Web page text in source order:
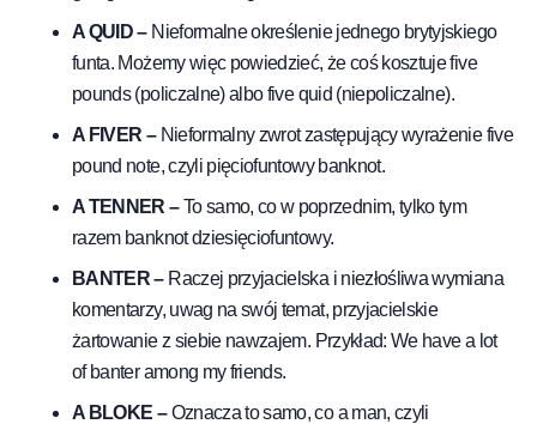
A QUID –Nieformalne określenie jednego brytyjskiego
funta. Możemy więc powiedzieć, że coś kosztuje five
pounds (policzalne) albo five quid (niepoliczalne).
A FIVER –Nieformalny zwrot zastępujący wyrażenie five
pound note, czyli pięciofuntowy banknot.
A TENNER –To samo, co w poprzednim, tylko tym
razem banknot dziesięciofuntowy.
BANTER –Raczej przyjacielska i niezłośliwa wymiana
komentarzy, uwag na swój temat, przyjacielskie
żartowanie z siebie nawzajem. Przykład: We have a lot
of banter among my friends.
A BLOKE –Oznacza to samo, co a man, czyli